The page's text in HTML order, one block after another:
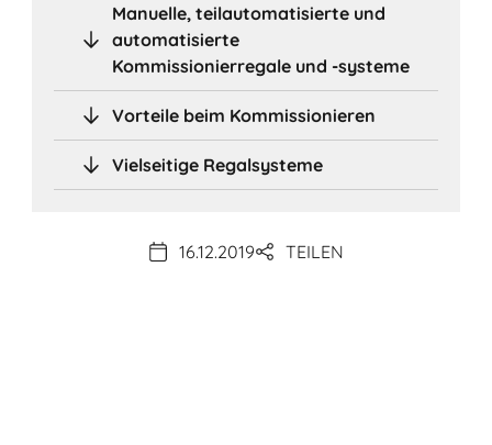
Manuelle, teilautomatisierte und
automatisierte
Kommissionierregale und -systeme
Vorteile beim Kommissionieren
Vielseitige Regalsysteme
16.12.2019 TEILEN